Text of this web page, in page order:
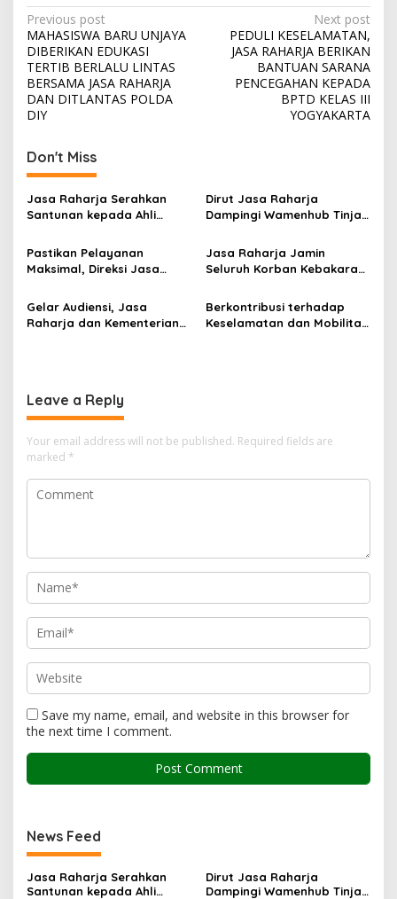
Post
navigation
Previous post
MAHASISWA BARU UNJAYA
DIBERIKAN EDUKASI
TERTIB BERLALU LINTAS
BERSAMA JASA RAHARJA
DAN DITLANTAS POLDA
DIY
Next post
PEDULI KESELAMATAN,
JASA RAHARJA BERIKAN
BANTUAN SARANA
PENCEGAHAN KEPADA
BPTD KELAS III
YOGYAKARTA
Don't Miss
Jasa Raharja Serahkan
Santunan kepada Ahli
KM Mutiara Sentosa II
Dirut Jasa Raharja
Dampingi Wamenhub Tinjau
Mutiara Sentosa II di RS
PHC Surabaya
Pastikan Pelayanan
Maksimal, Direksi Jasa
Kebakaran KM Mutiara
Sentosa II
Jasa Raharja Jamin
Seluruh Korban Kebakaran
Perairan Sumenep
Gelar Audiensi, Jasa
Raharja dan Kementerian
Berkontribusi terhadap
Keselamatan dan Mobilitas
Leave a Reply
Your email address will not be published. Required fields are
marked *
Save my name, email, and website in this browser for
the next time I comment.
News Feed
Jasa Raharja Serahkan
Santunan kepada Ahli
Dirut Jasa Raharja
Dampingi Wamenhub Tinjau